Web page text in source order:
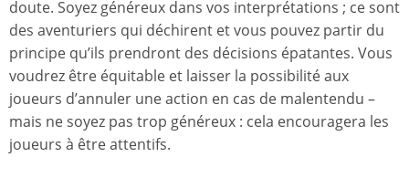
doute. Soyez généreux dans vos interprétations ; ce sont
des aventuriers qui déchirent et vous pouvez partir du
principe qu’ils prendront des décisions épatantes. Vous
voudrez être équitable et laisser la possibilité aux
joueurs d’annuler une action en cas de malentendu –
mais ne soyez pas trop généreux : cela encouragera les
joueurs à être attentifs.